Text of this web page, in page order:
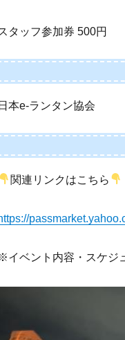
タッフ参加券 500円
日本e-ランタン協会
関連リンクはこちら
イベント内容・スケジ